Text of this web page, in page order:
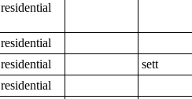
residential
residential
residential
sett
residential